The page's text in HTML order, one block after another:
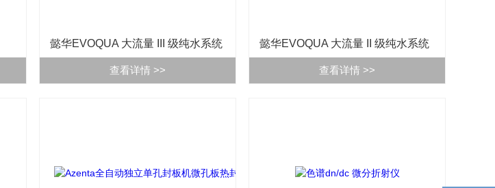
懿华EVOQUA 大流量 III 级纯水系统
查看详情 >>
懿华EVOQUA 大流量 II 级纯水系统
查看详情 >>